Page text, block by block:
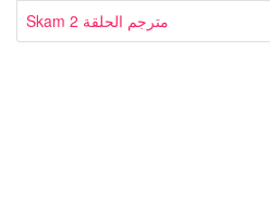
Skam مترجم الحلقة 2